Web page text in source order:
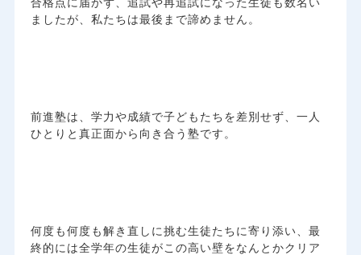
ましたが、私たちは最後まで諦めません。
前進塾は、学力や成績で子どもたちを差別せず、一人
ひとりと真正面から向き合う塾です。
何度も何度も解き直しに挑む生徒たちに寄り添い、最
終的には全学年の生徒がこの高い壁をなんとかクリア